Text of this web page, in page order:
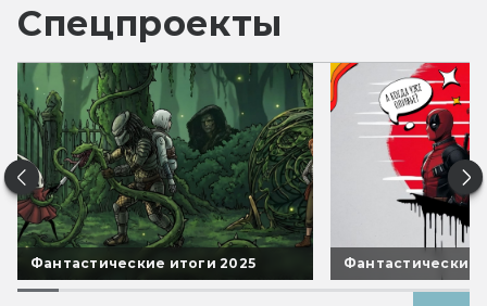
Спецпроекты
Фантастические итоги 2025 Фантастические